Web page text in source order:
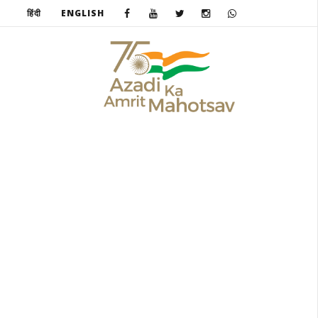
हिंदी ENGLISH